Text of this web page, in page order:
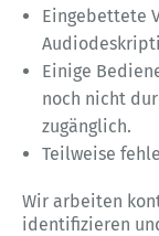
Eingebettete
Einige
noch nicht
zugänglich.
Teilweise
Wir arbeiten
identifizieren